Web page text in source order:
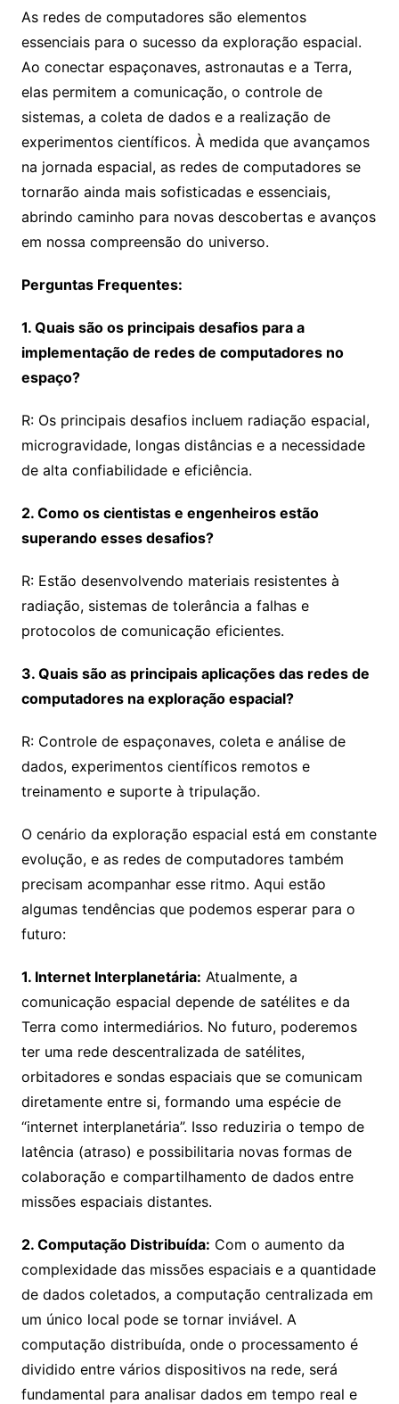
As redes de computadores são elementos
essenciais para o sucesso da exploração espacial.
Ao conectar espaçonaves, astronautas e a Terra,
elas permitem a comunicação, o controle de
sistemas, a coleta de dados e a realização de
experimentos científicos. À medida que avançamos
na jornada espacial, as redes de computadores se
tornarão ainda mais sofisticadas e essenciais,
abrindo caminho para novas descobertas e avanços
em nossa compreensão do universo.
Perguntas Frequentes:
1. Quais são os principais desafios para a
implementação de redes de computadores no
espaço?
R: Os principais desafios incluem radiação espacial,
microgravidade, longas distâncias e a necessidade
de alta confiabilidade e eficiência.
2. Como os cientistas e engenheiros estão
superando esses desafios?
R: Estão desenvolvendo materiais resistentes à
radiação, sistemas de tolerância a falhas e
protocolos de comunicação eficientes.
3. Quais são as principais aplicações das redes de
computadores na exploração espacial?
R: Controle de espaçonaves, coleta e análise de
dados, experimentos científicos remotos e
treinamento e suporte à tripulação.
O cenário da exploração espacial está em constante
evolução, e as redes de computadores também
precisam acompanhar esse ritmo. Aqui estão
algumas tendências que podemos esperar para o
futuro:
1. Internet Interplanetária: Atualmente, a
comunicação espacial depende de satélites e da
Terra como intermediários. No futuro, poderemos
ter uma rede descentralizada de satélites,
orbitadores e sondas espaciais que se comunicam
diretamente entre si, formando uma espécie de
“internet interplanetária”. Isso reduziria o tempo de
latência (atraso) e possibilitaria novas formas de
colaboração e compartilhamento de dados entre
missões espaciais distantes.
2. Computação Distribuída: Com o aumento da
complexidade das missões espaciais e a quantidade
de dados coletados, a computação centralizada em
um único local pode se tornar inviável. A
computação distribuída, onde o processamento é
dividido entre vários dispositivos na rede, será
fundamental para analisar dados em tempo real e